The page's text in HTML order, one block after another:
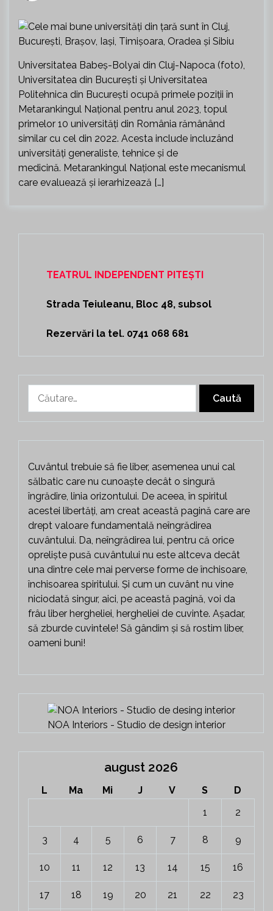
Universitatea Babeș-Bolyai din Cluj-Napoca (foto),
Universitatea din București și Universitatea
Politehnica din București ocupă primele poziții în
Metarankingul Național pentru anul 2023, topul
primelor 10 universități din România rămânând
similar cu cel din 2022. Acesta include incluzând
universități generaliste, tehnice și de
medicină. Metarankingul Național este mecanismul
care evaluează și ierarhizează […]
TEATRUL INDEPENDENT PITEȘTI
Strada Teiuleanu, Bloc 48, subsol
Rezervări la tel. 0741 068 681
după:
Cuvântul trebuie să fie liber, asemenea unui cal
sălbatic care nu cunoaște decât o singură
îngrădire, linia orizontului. De aceea, în spiritul
acestei libertăți, am creat această pagină care are
drept valoare fundamentală neîngrădirea
cuvântului. Da, neîngrădirea lui, pentru că orice
opreliște pusă cuvântului nu este altceva decât
una dintre cele mai perverse forme de închisoare,
închisoarea spiritului. Și cum un cuvânt nu vine
niciodată singur, aici, pe această pagină, voi da
frâu liber hergheliei, hergheliei de cuvinte. Așadar,
să zburde cuvintele! Să gândim și să rostim liber,
oameni buni!
NOA Interiors - Studio de design interior
august 2026
L Ma Mi J V S
D
1
2
3 4 5 6 7 8 9
10 11 12 13 14 15 16
17 18 19 20 21 22 23